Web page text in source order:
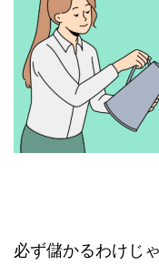
必ず儲かるわけじ